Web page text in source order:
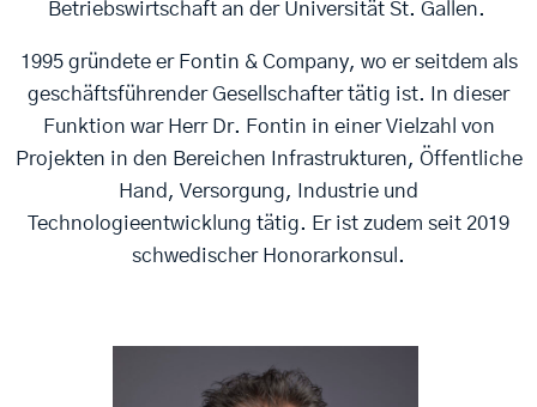
Betriebswirtschaft an der Universität St. Gallen.
1995 gründete er Fontin & Company, wo er seitdem als
geschäftsführender Gesellschafter tätig ist. In dieser
Funktion war Herr Dr. Fontin in einer Vielzahl von
Projekten in den Bereichen Infrastrukturen, Öffentliche
Hand, Versorgung, Industrie und
Technologieentwicklung tätig. Er ist zudem seit 2019
schwedischer Honorarkonsul.